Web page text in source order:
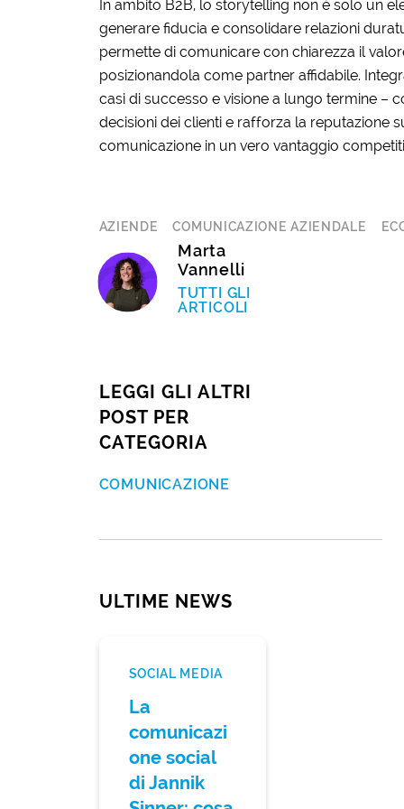
In ambito B2B, lo storytelling non è solo un
generare fiducia e consolidare relazioni
permette di comunicare con chiarezza il
posizionandola come partner affidabile.
casi di successo e visione a lungo termine –
decisioni dei clienti e rafforza la reputazione
comunicazione in un vero vantaggio
AZIENDE COMUNICAZIONE AZIENDALE
Marta
Vannelli
TUTTI GLI
ARTICOLI
LEGGI GLI ALTRI
POST PER
CATEGORIA
COMUNICAZIONE
ULTIME NEWS
SOCIAL MEDIA
La
comunicazi
one social
di Jannik